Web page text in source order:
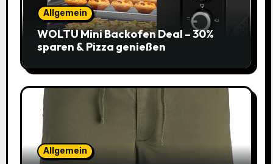
Allgemein
WOLTU Mini Backofen Deal – 30%
sparen & Pizza genießen
Allgemein